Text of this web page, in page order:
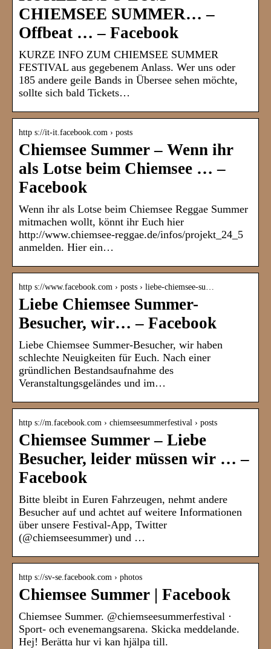
CHIEMSEE SUMMER… –
Offbeat … – Facebook
KURZE INFO ZUM CHIEMSEE SUMMER
FESTIVAL aus gegebenem Anlass. Wer uns oder
185 andere geile Bands in Übersee sehen möchte,
sollte sich bald Tickets…
http s://it-it.facebook.com › posts
Chiemsee Summer – Wenn ihr
als Lotse beim Chiemsee … –
Facebook
Wenn ihr als Lotse beim Chiemsee Reggae Summer
mitmachen wollt, könnt ihr Euch hier
http://www.chiemsee-reggae.de/infos/projekt_24_5
anmelden. Hier ein…
http s://www.facebook.com › posts › liebe-chiemsee-su…
Liebe Chiemsee Summer-
Besucher, wir… – Facebook
Liebe Chiemsee Summer-Besucher, wir haben
schlechte Neuigkeiten für Euch. Nach einer
gründlichen Bestandsaufnahme des
Veranstaltungsgeländes und im…
http s://m.facebook.com › chiemseesummerfestival › posts
Chiemsee Summer – Liebe
Besucher, leider müssen wir … –
Facebook
Bitte bleibt in Euren Fahrzeugen, nehmt andere
Besucher auf und achtet auf weitere Informationen
über unsere Festival-App, Twitter
(@chiemseesummer) und …
http s://sv-se.facebook.com › photos
Chiemsee Summer | Facebook
Chiemsee Summer. @chiemseesummerfestival ·
Sport- och evenemangsarena. Skicka meddelande.
Hej! Berätta hur vi kan hjälpa till.